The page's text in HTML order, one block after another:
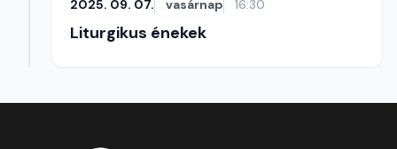
2025. 09. 07. vasárnap 16:30
Liturgikus énekek